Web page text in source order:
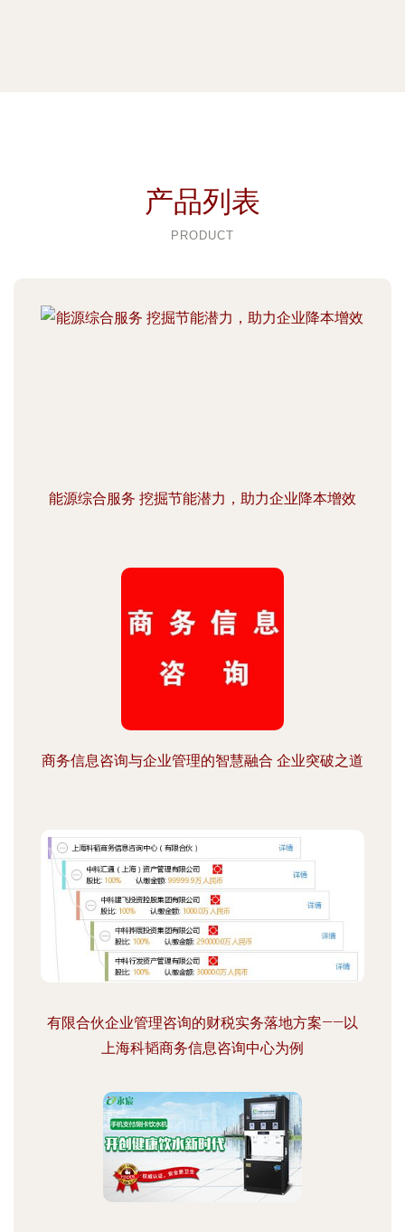
产品列表
PRODUCT
能源综合服务 挖掘节能潜力，助力企业降本增效
商务信息咨询与企业管理的智慧融合 企业突破之道
有限合伙企业管理咨询的财税实务落地方案——以
上海科韬商务信息咨询中心为例